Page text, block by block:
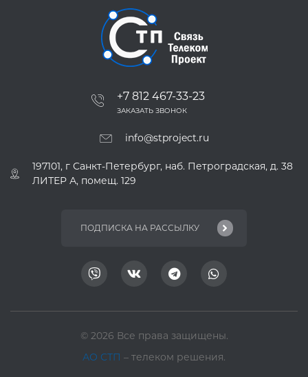
+7 812 467-33-23
ЗАКАЗАТЬ ЗВОНОК
info@stproject.ru
197101, г Санкт-Петербург, наб. Петроградская, д. 38
ЛИТЕР А, помещ. 129
© 2026 Все права защищены.
АО СТП – телеком решения.